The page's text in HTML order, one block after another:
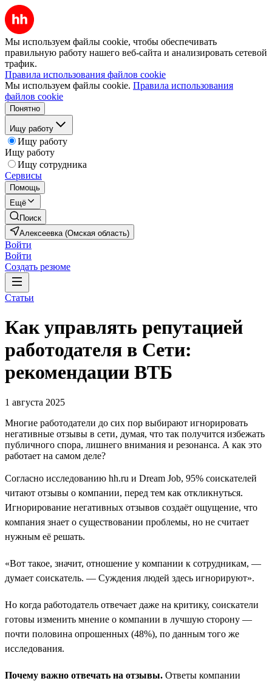
Мы используем файлы cookie, чтобы обеспечивать
правильную работу нашего веб-сайта и анализировать сетевой
трафик.
Правила использования файлов cookie
Мы используем файлы cookie. Правила использования
файлов cookie
Понятно
Ищу работу
Ищу работу
Ищу работу
Ищу сотрудника
Сервисы
Помощь
Ещё
Поиск
Алексеевка (Омская область)
Войти
Войти
Создать резюме
Статьи
Как управлять репутацией
работодателя в Сети:
рекомендации ВТБ
1 августа 2025
Многие работодатели до сих пор выбирают игнорировать
негативные отзывы в сети, думая, что так получится избежать
публичного спора, лишнего внимания и резонанса. А как это
работает на самом деле?
Согласно исследованию hh.ru и Dream Job, 95% соискателей
читают отзывы о компании, перед тем как откликнуться.
Игнорирование негативных отзывов создаёт ощущение, что
компания знает о существовании проблемы, но не считает
нужным её решать.
«Вот такое, значит, отношение у компании к сотрудникам, —
думает соискатель. — Суждения людей здесь игнорируют».
Но когда работодатель отвечает даже на критику, соискатели
готовы изменить мнение о компании в лучшую сторону —
почти половина опрошенных (48%), по данным того же
исследования.
Почему важно отвечать на отзывы. Ответы компании